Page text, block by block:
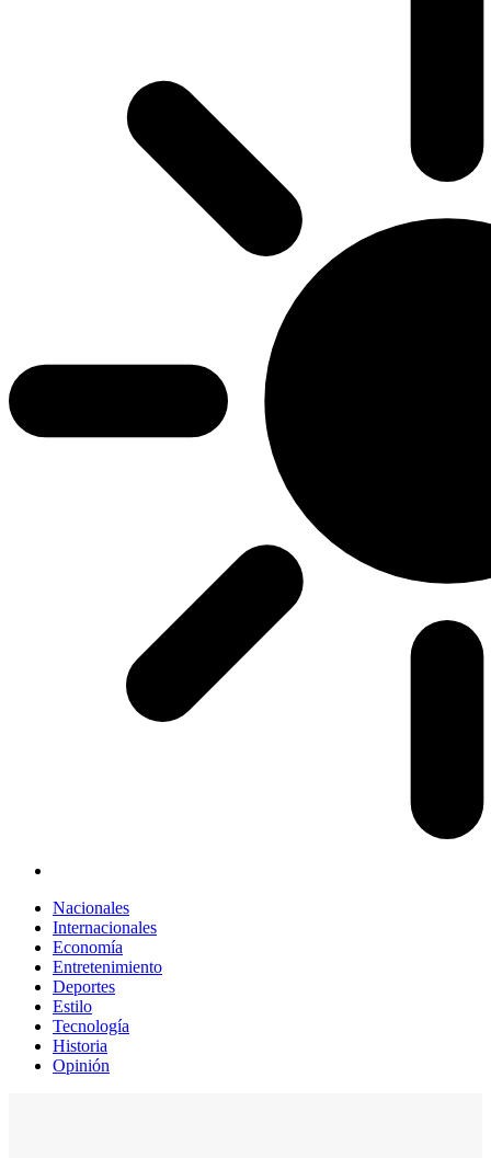
Nacionales
Internacionales
Economía
Entretenimiento
Deportes
Estilo
Tecnología
Historia
Opinión